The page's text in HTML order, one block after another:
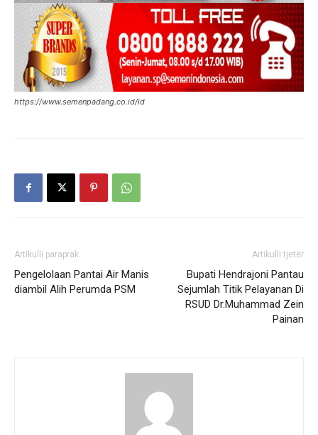
https://www.semenpadang.co.id/id
Artikulli paraprak
Pengelolaan Pantai Air Manis
diambil Alih Perumda PSM
Artikulli tjetër
Bupati Hendrajoni Pantau
Sejumlah Titik Pelayanan Di
RSUD Dr.Muhammad Zein
Painan